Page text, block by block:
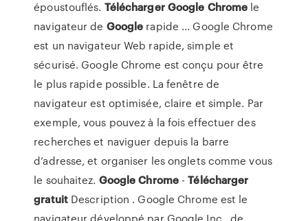
époustouflés. Télécharger Google Chrome le
navigateur de Google rapide ... Google Chrome
est un navigateur Web rapide, simple et
sécurisé. Google Chrome est conçu pour être
le plus rapide possible. La fenêtre de
navigateur est optimisée, claire et simple. Par
exemple, vous pouvez à la fois effectuer des
recherches et naviguer depuis la barre
d’adresse, et organiser les onglets comme vous
le souhaitez. Google Chrome -Télécharger
gratuitDescription . Google Chrome est le
navigateur développé par Google Inc., de